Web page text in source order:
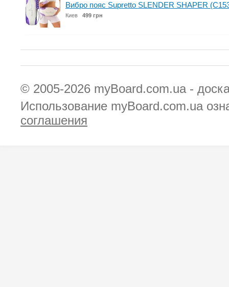
Вибро пояс Supretto SLENDER SHAPER
Киев 499 грн
© 2005-2026 myBoard.com.ua -
Использование myBoard.com.ua
соглашения